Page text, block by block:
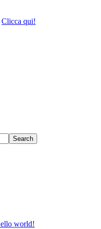
Clicca qui!
world!